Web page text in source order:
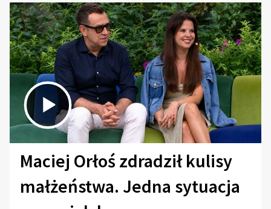
Maciej Orłoś zdradził kulisy
małżeństwa. Jedna sytuacja